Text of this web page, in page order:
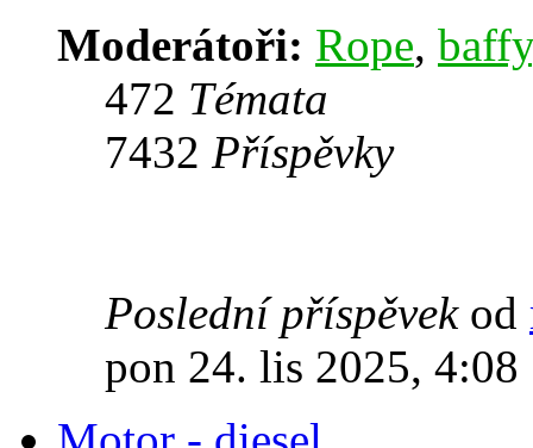
Moderátoři: Rope, baffy
472 Témata
7432 Příspěvky
Poslední příspěvekod
pon 24. lis 2025, 4:08